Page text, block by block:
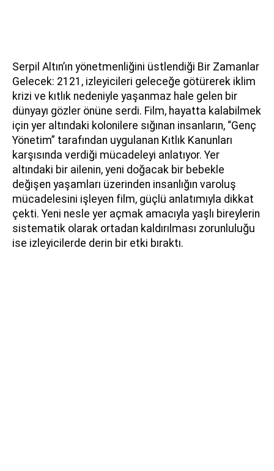
Serpil Altın’ın yönetmenliğini üstlendiği Bir Zamanlar
Gelecek: 2121, izleyicileri geleceğe götürerek iklim
krizi ve kıtlık nedeniyle yaşanmaz hale gelen bir
dünyayı gözler önüne serdi. Film, hayatta kalabilmek
için yer altındaki kolonilere sığınan insanların, “Genç
Yönetim” tarafından uygulanan Kıtlık Kanunları
karşısında verdiği mücadeleyi anlatıyor. Yer
altındaki bir ailenin, yeni doğacak bir bebekle
değişen yaşamları üzerinden insanlığın varoluş
mücadelesini işleyen film, güçlü anlatımıyla dikkat
çekti. Yeni nesle yer açmak amacıyla yaşlı bireylerin
sistematik olarak ortadan kaldırılması zorunluluğu
ise izleyicilerde derin bir etki bıraktı.